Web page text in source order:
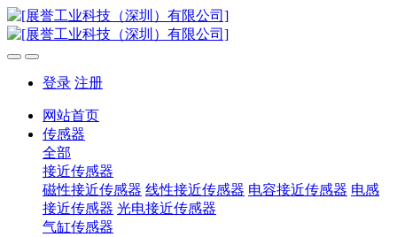
登录 注册
网站首页
传感器
全部
接近传感器
磁性接近传感器 线性接近传感器 电容接近传感器 电感
接近传感器 光电接近传感器
气缸传感器